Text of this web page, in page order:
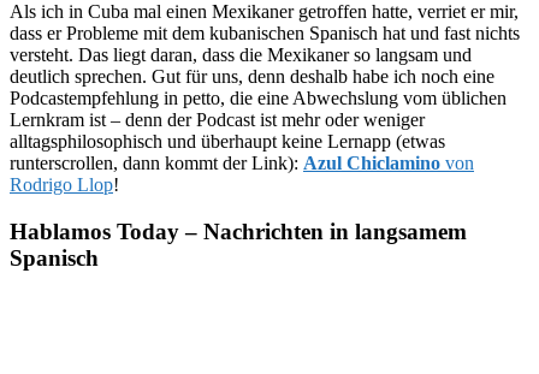
Als ich in Cuba mal einen Mexikaner getroffen hatte, verriet er mir,
dass er Probleme mit dem kubanischen Spanisch hat und fast nichts
versteht. Das liegt daran, dass die Mexikaner so langsam und
deutlich sprechen. Gut für uns, denn deshalb habe ich noch eine
Podcastempfehlung in petto, die eine Abwechslung vom üblichen
Lernkram ist – denn der Podcast ist mehr oder weniger
alltagsphilosophisch und überhaupt keine Lernapp (etwas
runterscrollen, dann kommt der Link): Azul Chiclamino von
Rodrigo Llop!
Hablamos Today – Nachrichten in langsamem
Spanisch